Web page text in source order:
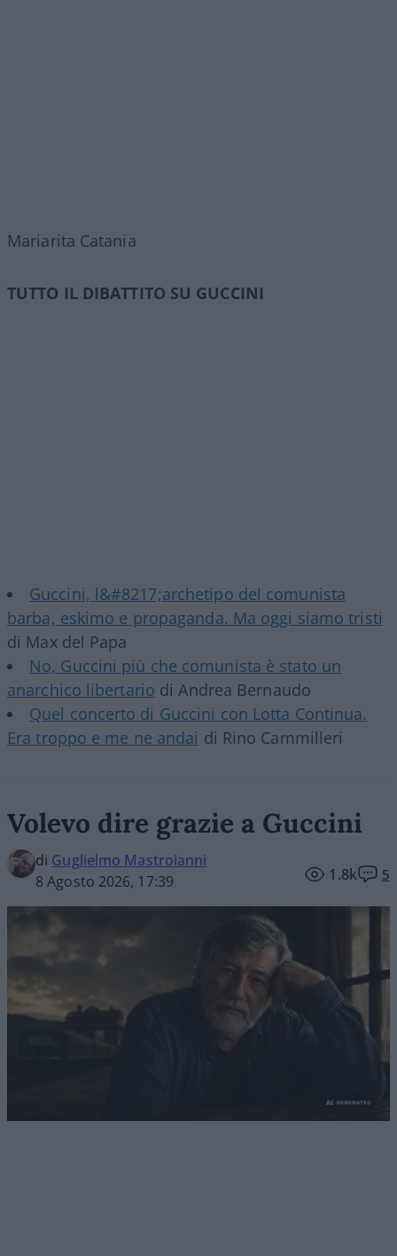
Mariarita Catania
TUTTO IL DIBATTITO SU GUCCINI
Guccini, l&#8217;archetipo del comunista
barba, eskimo e propaganda. Ma oggi siamo tristi
di Max del Papa
No, Guccini più che comunista è stato un
anarchico libertario di Andrea Bernaudo
Quel concerto di Guccini con Lotta Continua.
Era troppo e me ne andai di Rino Cammilleri
Volevo dire grazie a Guccini
di Guglielmo Mastroianni
8 Agosto 2026, 17:39
1.8k 5